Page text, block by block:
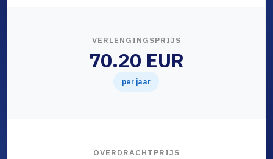
VERLENGINGSPRIJS
70.20 EUR
per jaar
OVERDRACHTPRIJS